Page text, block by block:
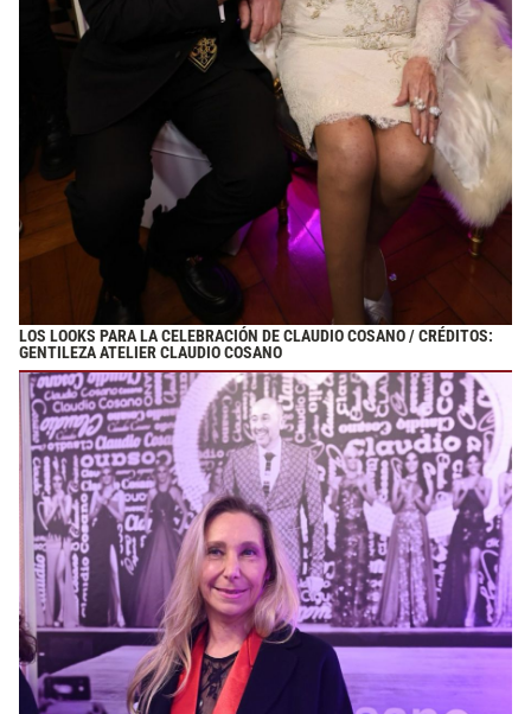
LOS LOOKS PARA LA CELEBRACIÓN DE CLAUDIO COSANO / CRÉDITOS:
GENTILEZA ATELIER CLAUDIO COSANO